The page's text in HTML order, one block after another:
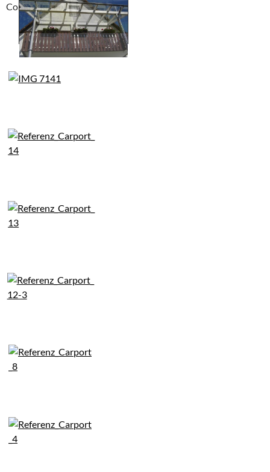
Compackt album